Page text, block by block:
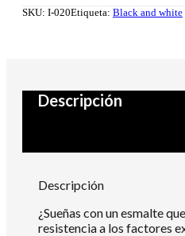
Delight
SKU: I-020Etiqueta: Black and white
Descripción
Descripción
¿Sueñas con un esmalte
resistencia a los factores